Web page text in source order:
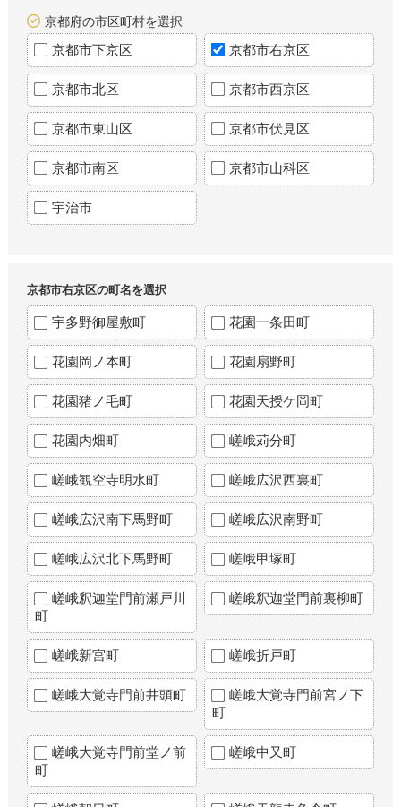
京都府の市区町村を選択
京都市下京区 京都市右京区
京都市北区 京都市西京区
京都市東山区 京都市伏見区
京都市南区 京都市山科区
宇治市
京都市右京区の町名を選択
宇多野御屋敷町 花園一条田町
花園岡ノ本町 花園扇野町
花園猪ノ毛町 花園天授ケ岡町
花園内畑町 嵯峨苅分町
嵯峨観空寺明水町 嵯峨広沢西裏町
嵯峨広沢南下馬野町 嵯峨広沢南野町
嵯峨広沢北下馬野町 嵯峨甲塚町
嵯峨釈迦堂門前瀬戸川
町
嵯峨釈迦堂門前裏柳町
嵯峨新宮町 嵯峨折戸町
嵯峨大覚寺門前井頭町
嵯峨大覚寺門前宮ノ下
町
嵯峨大覚寺門前堂ノ前
町
嵯峨中又町